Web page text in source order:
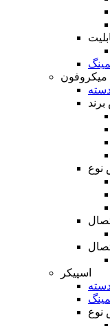
میکروفون
نوع
اسپیکر
نوع